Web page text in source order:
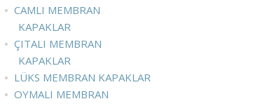
CAMLI MEMBRAN
KAPAKLAR
ÇITALI MEMBRAN
KAPAKLAR
LÜKS MEMBRAN KAPAKLAR
OYMALI MEMBRAN